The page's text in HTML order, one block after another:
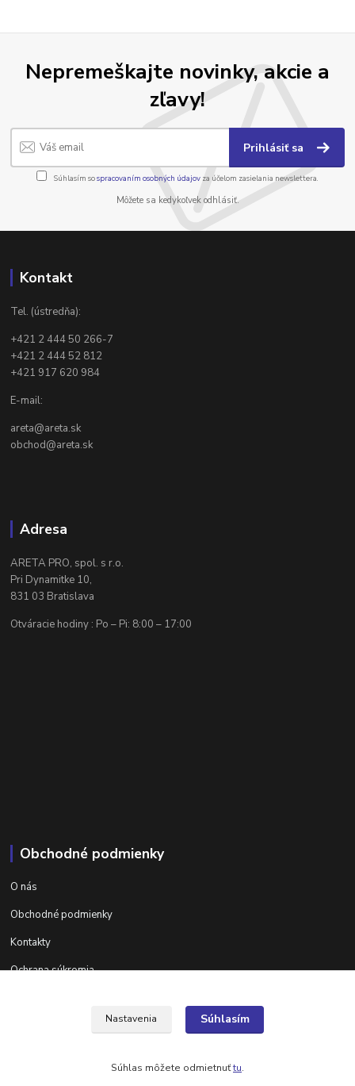
Nepremeškajte novinky, akcie a
zľavy!
Prihlásiť sa
Súhlasím sospracovaním osobných údajov za účelom zasielania newslettera.
Môžete sa kedykoľvek odhlásiť.
Kontakt
Tel. (ústredňa):
+421 2 444 50 266-7
+421 2 444 52 812
+421 917 620 984
E-mail:
areta@areta.sk
obchod@areta.sk
Adresa
ARETA PRO, spol. s r.o.
Pri Dynamitke 10,
831 03 Bratislava
Otváracie hodiny : Po – Pi: 8:00 – 17:00
Obchodné podmienky
O nás
Obchodné podmienky
Kontakty
Ochrana súkromia
Nastavenia Súhlasím
Súhlas môžete odmietnuťtu.